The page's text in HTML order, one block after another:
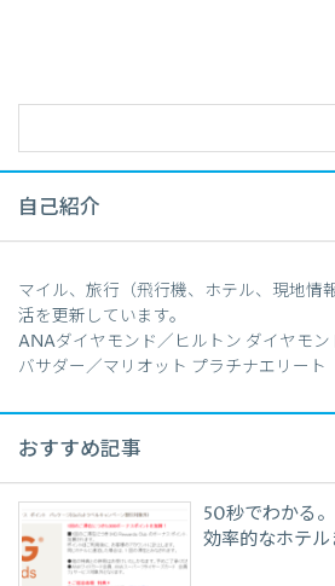
自己紹介
マイル、旅行（飛行機、ホテル、現地情
活を更新しています。
ANAダイヤモンド／ヒルトン ダイヤモ
バサダー／マリオット プラチナエリート
おすすめ記事
50秒でわかる
効率的なホテル